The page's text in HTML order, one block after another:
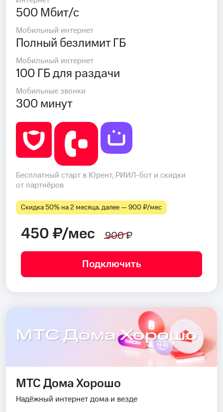
500 Мбит/с
Мобильный интернет
Полный безлимит ГБ
Мобильный интернет
100 ГБ для раздачи
Мобильные звонки
300 минут
Бесплатный старт в Юрент, РИИЛ-бот и скидки
от партнёров
Скидка 50% на 2 месяца, далее — 900 ₽⁠/⁠мес
450 ₽/мес 900 ₽
Подключить
МТС Дома Хорошо
МТС Дома Хорошо
Надёжный интернет дома и везде